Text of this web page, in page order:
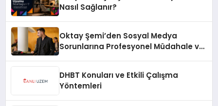
Nasıl Sağlanır?
Oktay Şemi’den Sosyal Medya
Sorunlarına Profesyonel Müdahale ve
DHBT Konuları ve Etkili Çalışma
Yöntemleri